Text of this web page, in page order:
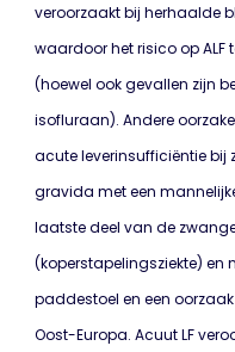
veroorzaakt bij herhaalde
waardoor het risico op
(hoewel ook gevallen zijn
isofluraan). Andere
acute leverinsufficiëntie bij
gravida met een
laatste deel van de
(koperstapelingsziekte) en
paddestoel en een
Oost-Europa. Acuut LF